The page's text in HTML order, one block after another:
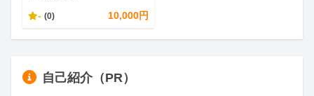
- (0) 10,000円
自己紹介（PR）